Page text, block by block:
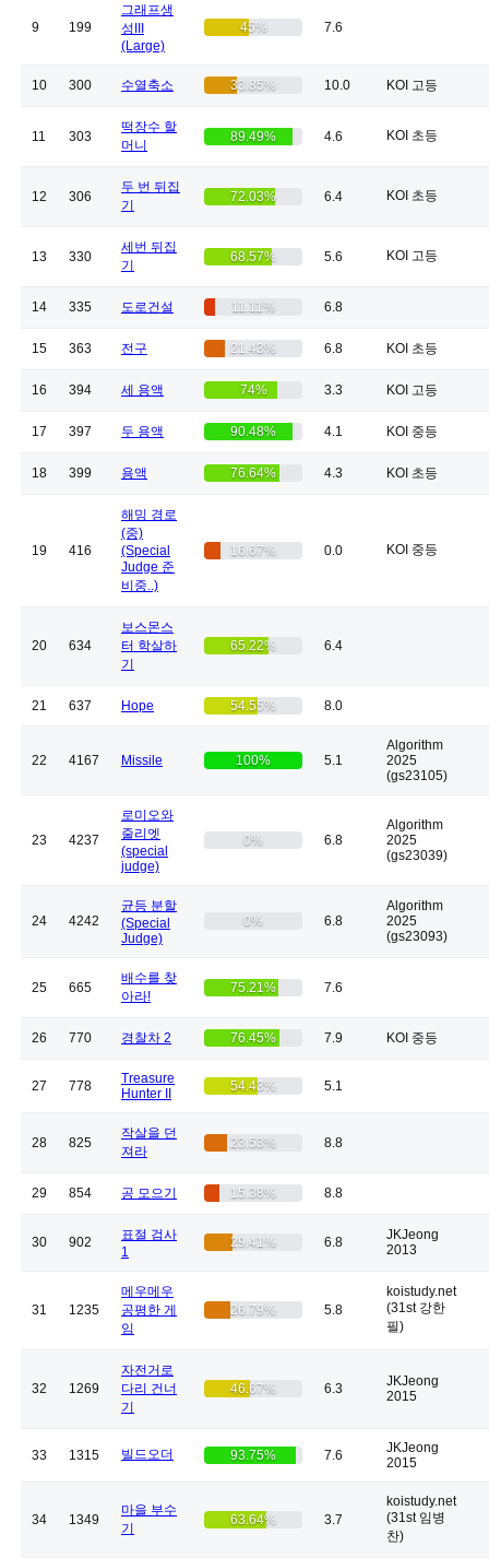
9 199
그래프생
성III
(Large)
45% 7.6
10 300 수열축소 33.85% 10.0 KOI 고등
11 303
떡장수 할
머니
89.49% 4.6 KOI 초등
12 306
두 번 뒤집
기
72.03% 6.4 KOI 초등
13 330
세번 뒤집
기
68.57% 5.6 KOI 고등
14 335 도로건설 11.11% 6.8
15 363 전구 21.43% 6.8 KOI 초등
16 394 세 용액 74% 3.3 KOI 고등
17 397 두 용액 90.48% 4.1 KOI 중등
18 399 용액 76.64% 4.3 KOI 초등
19 416
해밍 경로
(중)
(Special
Judge 준
비중..)
16.67% 0.0 KOI 중등
20 634
보스몬스
터 학살하
기
65.22% 6.4
21 637 Hope 54.55% 8.0
22 4167 Missile 100% 5.1
Algorithm
2025
(gs23105)
23 4237
로미오와
줄리엣
(special
judge)
0% 6.8
Algorithm
2025
(gs23039)
24 4242
균등 분할
(Special
Judge)
0% 6.8
Algorithm
2025
(gs23093)
25 665
배수를 찾
아라!
75.21% 7.6
26 770 경찰차 2 76.45% 7.9 KOI 중등
27 778
Treasure
Hunter II
54.43% 5.1
28 825
작살을 던
져라
23.53% 8.8
29 854 공 모으기 15.38% 8.8
30 902
표절 검사
1
29.41% 6.8
JKJeong
2013
31 1235
메우메우
공평한 게
임
26.79% 5.8
koistudy.net
(31st 강한
필)
32 1269
자전거로
다리 건너
기
46.67% 6.3
JKJeong
2015
33 1315 빌드오더 93.75% 7.6
JKJeong
2015
34 1349
마을 부수
기
63.64% 3.7
koistudy.net
(31st 임병
찬)